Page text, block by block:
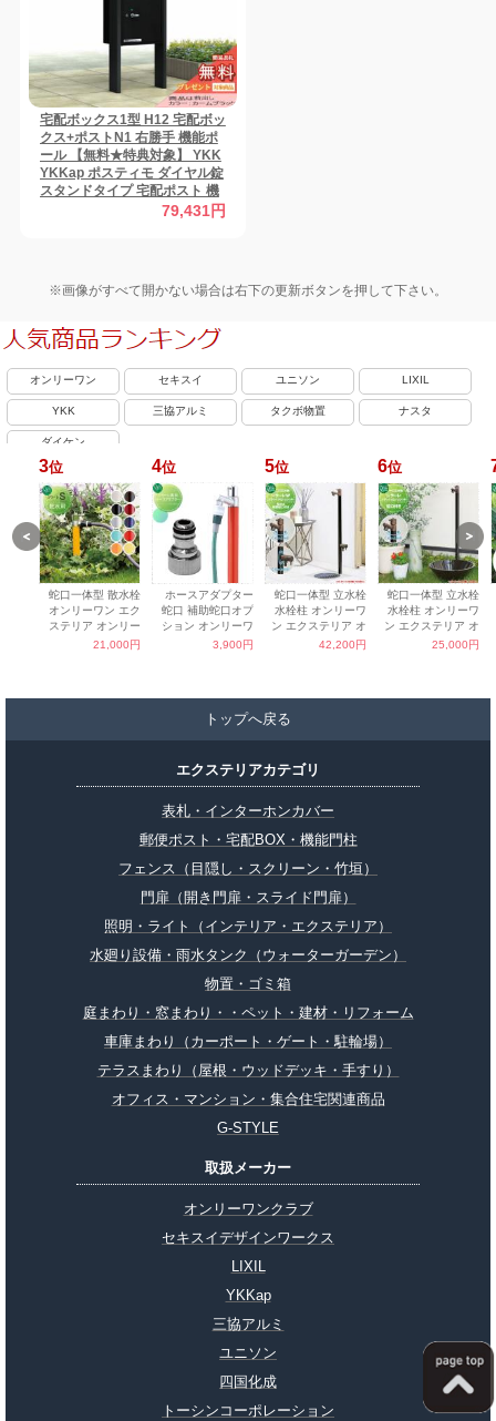
宅配ボックス1型 H12 宅配ボッ
クス+ポストN1 右勝手 機能ポ
ール 【無料★特典対象】 YKK
YKKap ポスティモ ダイヤル錠
スタンドタイプ 宅配ポスト 機
能門柱 ポールセット 一戸建て
79,431円
※画像がすべて開かない場合は右下の更新ボタンを押して下さい。
トップへ戻る
エクステリアカテゴリ
表札・インターホンカバー
郵便ポスト・宅配BOX・機能門柱
フェンス（目隠し・スクリーン・竹垣）
門扉（開き門扉・スライド門扉）
照明・ライト（インテリア・エクステリア）
水廻り設備・雨水タンク（ウォーターガーデン）
物置・ゴミ箱
庭まわり・窓まわり・・ペット・建材・リフォーム
車庫まわり（カーポート・ゲート・駐輪場）
テラスまわり（屋根・ウッドデッキ・手すり）
オフィス・マンション・集合住宅関連商品
G-STYLE
取扱メーカー
オンリーワンクラブ
セキスイデザインワークス
LIXIL
YKKap
三協アルミ
ユニソン
四国化成
トーシンコーポレーション